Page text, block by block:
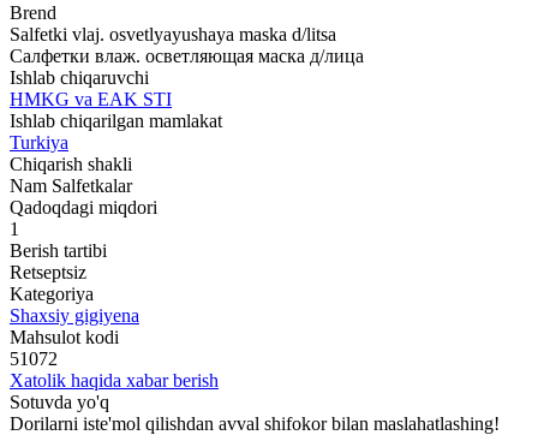
Brend
Salfetki vlaj. osvetlyayushaya maska d/litsa
Салфетки влаж. осветляющая маска д/лица
Ishlab chiqaruvchi
HMKG va EAK STI
Ishlab chiqarilgan mamlakat
Turkiya
Chiqarish shakli
Nam Salfetkalar
Qadoqdagi miqdori
1
Berish tartibi
Retseptsiz
Kategoriya
Shaxsiy gigiyena
Mahsulot kodi
51072
Xatolik haqida xabar berish
Sotuvda yo'q
Dorilarni iste'mol qilishdan avval shifokor bilan maslahatlashing!